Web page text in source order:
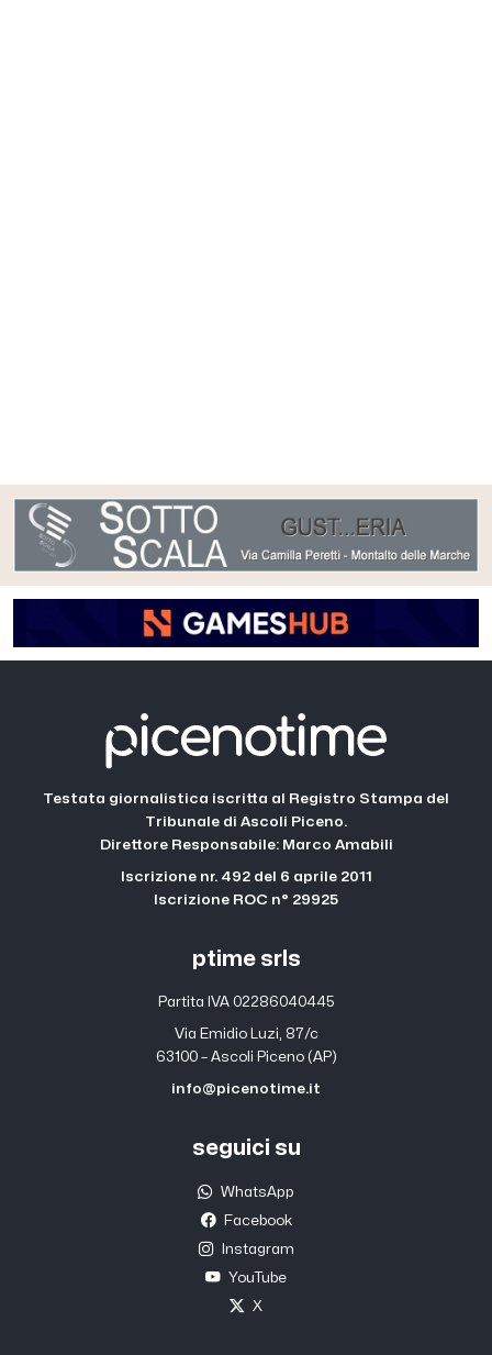
Testata giornalistica iscritta al Registro Stampa del
Tribunale di Ascoli Piceno.
Direttore Responsabile: Marco Amabili
Iscrizione nr. 492 del 6 aprile 2011
Iscrizione ROC n° 29925
ptime srls
Partita IVA 02286040445
Via Emidio Luzi, 87/c
63100 – Ascoli Piceno (AP)
info@picenotime.it
seguici su
WhatsApp
Facebook
Instagram
YouTube
X